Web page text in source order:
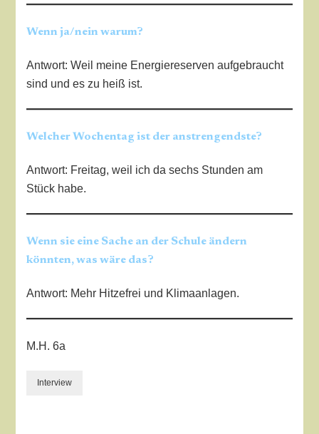
Wenn ja/nein warum?
Antwort: Weil meine Energiereserven aufgebraucht
sind und es zu heiß ist.
Welcher Wochentag ist der anstrengendste?
Antwort: Freitag, weil ich da sechs Stunden am
Stück habe.
Wenn sie eine Sache an der Schule ändern
könnten, was wäre das?
Antwort: Mehr Hitzefrei und Klimaanlagen.
M.H. 6a
Interview